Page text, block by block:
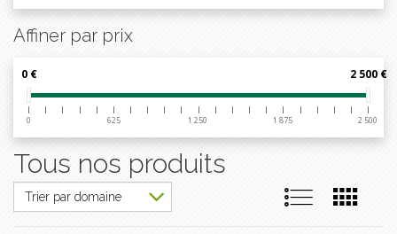
Affiner par prix
0 € 2 500 €
0 625 1 250 1 875 2 500
Tous nos produits